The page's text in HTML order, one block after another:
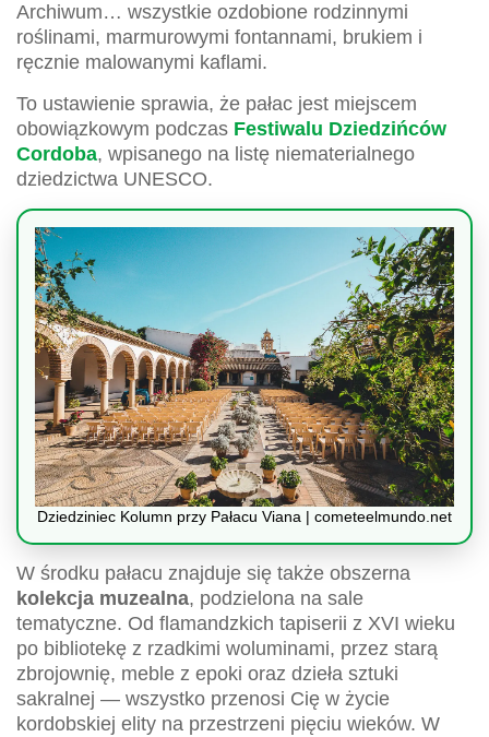
Archiwum… wszystkie ozdobione rodzinnymi
roślinami, marmurowymi fontannami, brukiem i
ręcznie malowanymi kaflami.
To ustawienie sprawia, że pałac jest miejscem
obowiązkowym podczas Festiwalu Dziedzińców
Cordoba, wpisanego na listę niematerialnego
dziedzictwa UNESCO.
Dziedziniec Kolumn przy Pałacu Viana | cometeelmundo.net
W środku pałacu znajduje się także obszerna
kolekcja muzealna, podzielona na sale
tematyczne. Od flamandzkich tapiserii z XVI wieku
po bibliotekę z rzadkimi woluminami, przez starą
zbrojownię, meble z epoki oraz dzieła sztuki
sakralnej — wszystko przenosi Cię w życie
kordobskiej elity na przestrzeni pięciu wieków. W